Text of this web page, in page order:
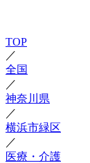
TOP
／
全国
／
神奈川県
／
横浜市緑区
／
医療・介護